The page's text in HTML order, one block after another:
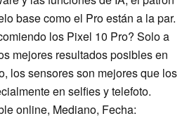
base como el Pro están a la par.
los Pixel 10 Pro? Solo a
mejores resultados posibles en
los sensores son mejores que los
en selfies y telefoto.
online, Mediano, Fecha: